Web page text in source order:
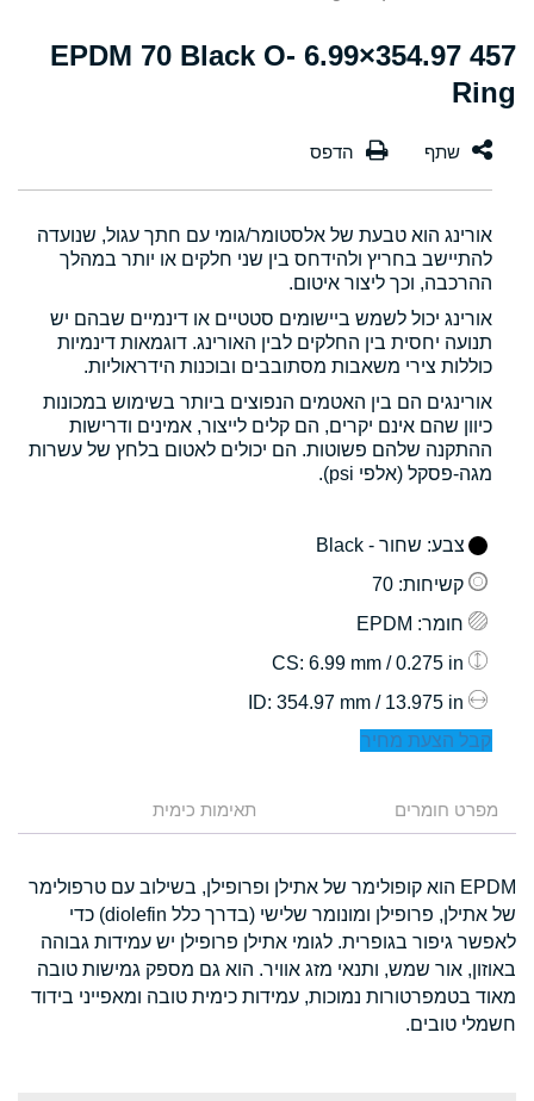
457 354.97×6.99 EPDM 70 Black O-
Ring
אורינג הוא טבעת של אלסטומר/גומי עם חתך עגול, שנועדה
להתיישב בחריץ ולהידחס בין שני חלקים או יותר במהלך
ההרכבה, וכך ליצור איטום.
אורינג יכול לשמש ביישומים סטטיים או דינמיים שבהם יש
תנועה יחסית בין החלקים לבין האורינג. דוגמאות דינמיות
כוללות צירי משאבות מסתובבים ובוכנות הידראוליות.
אורינגים הם בין האטמים הנפוצים ביותר בשימוש במכונות
כיוון שהם אינם יקרים, הם קלים לייצור, אמינים ודרישות
ההתקנה שלהם פשוטות. הם יכולים לאטום בלחץ של עשרות
מגה-פסקל (אלפי psi).
צבע: שחור - Black
קשיחות: 70
חומר: EPDM
: 6.99 mm / 0.275 in
: 354.97 mm / 13.975 in
קבל הצעת מחיר
מפרט חומרים תאימות כימית
EPDM הוא קופולימר של אתילן ופרופילן, בשילוב עם טרפולימר
של אתילן, פרופילן ומונומר שלישי (בדרך כלל diolefin) כדי
לאפשר גיפור בגופרית. לגומי אתילן פרופילן יש עמידות גבוהה
באוזון, אור שמש, ותנאי מזג אוויר. הוא גם מספק גמישות טובה
מאוד בטמפרטורות נמוכות, עמידות כימית טובה ומאפייני בידוד
חשמלי טובים.